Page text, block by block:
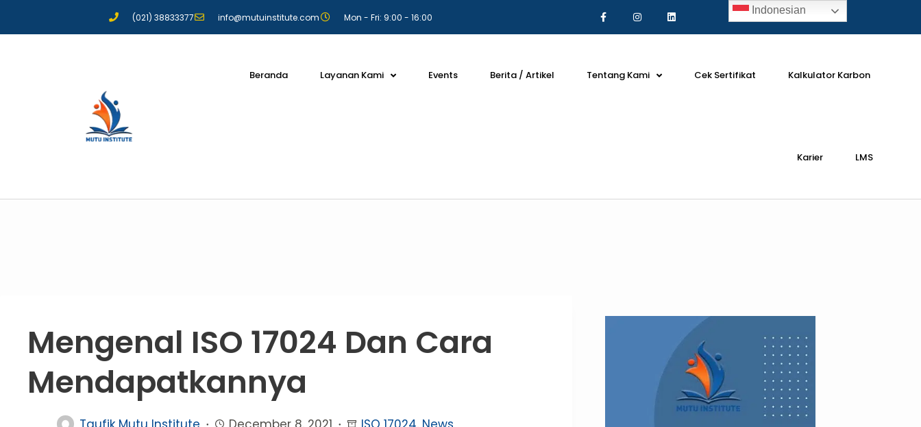
(021) 38833377 info@mutuinstitute.com Mon - Fri: 9:00 - 16:00
Beranda Layanan Kami Events Berita / Artikel Tentang Kami Cek Sertifikat Kalkulator Karbon
Karier LMS
Mengenal ISO 17024 Dan Cara
Mendapatkannya
Indonesian